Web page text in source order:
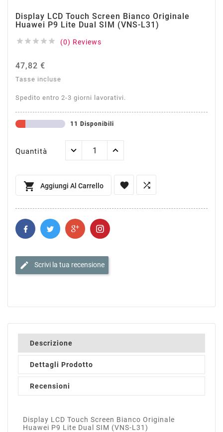
Display LCD Touch Screen Bianco Originale
Huawei P9 Lite Dual SIM (VNS-L31)
     (0) Reviews
47,82 €
Tasse incluse
Spedito entro 2-3 giorni lavorativi.
11 Disponibili
Quantità
 Aggiungi Al Carrello  
edit Scrivi la tua recensione
Descrizione
Dettagli Prodotto
Recensioni
Display LCD Touch Screen Bianco Originale
Huawei P9 Lite Dual SIM (VNS-L31)